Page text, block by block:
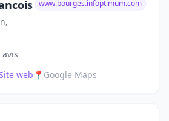
www.bourges.infoptimum.com
avis
web 📍 Google Maps